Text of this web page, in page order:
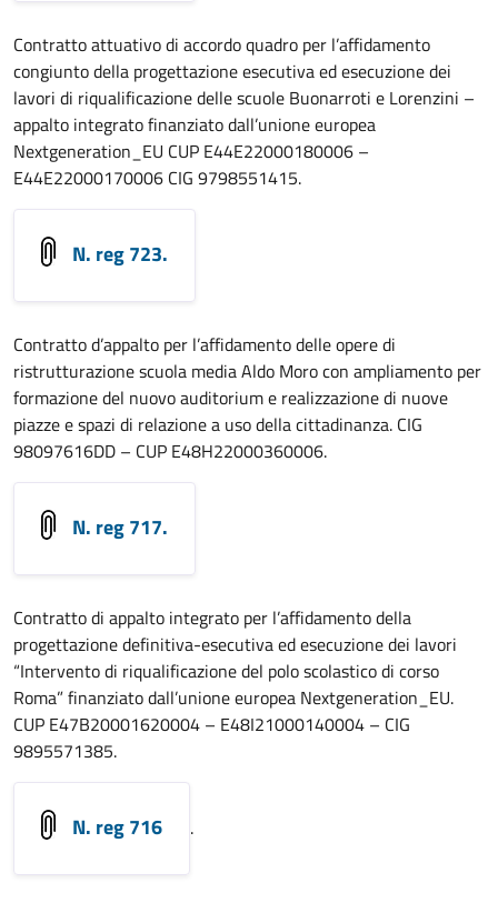
Contratto attuativo di accordo quadro per l’affidamento
congiunto della progettazione esecutiva ed esecuzione dei
lavori di riqualificazione delle scuole Buonarroti e Lorenzini –
appalto integrato finanziato dall’unione europea
Nextgeneration_EU CUP E44E22000180006 –
E44E22000170006 CIG 9798551415.
N. reg 723.
Contratto d’appalto per l’affidamento delle opere di
ristrutturazione scuola media Aldo Moro con ampliamento per
formazione del nuovo auditorium e realizzazione di nuove
piazze e spazi di relazione a uso della cittadinanza. CIG
98097616DD – CUP E48H22000360006.
N. reg 717.
Contratto di appalto integrato per l’affidamento della
progettazione definitiva-esecutiva ed esecuzione dei lavori
“Intervento di riqualificazione del polo scolastico di corso
Roma” finanziato dall’unione europea Nextgeneration_EU.
CUP E47B20001620004 – E48I21000140004 – CIG
9895571385.
N. reg 716 .